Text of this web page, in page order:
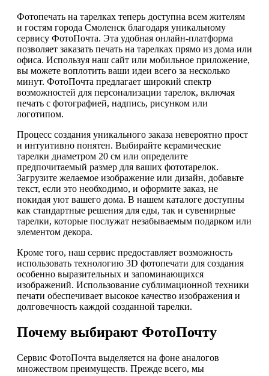
Фотопечать на тарелках теперь доступна всем жителям
и гостям города Смоленск благодаря уникальному
сервису ФотоПочта. Эта удобная онлайн-платформа
позволяет заказать печать на тарелках прямо из дома или
офиса. Используя наш сайт или мобильное приложение,
вы можете воплотить ваши идеи всего за несколько
минут. ФотоПочта предлагает широкий спектр
возможностей для персонализации тарелок, включая
печать с фотографией, надпись, рисунком или
логотипом.
Процесс создания уникального заказа невероятно прост
и интуитивно понятен. Выбирайте керамические
тарелки диаметром 20 см или определите
предпочитаемый размер для ваших фототарелок.
Загрузите желаемое изображение или дизайн, добавьте
текст, если это необходимо, и оформите заказ, не
покидая уют вашего дома. В нашем каталоге доступны
как стандартные решения для еды, так и сувенирные
тарелки, которые послужат незабываемым подарком или
элементом декора.
Кроме того, наш сервис предоставляет возможность
использовать технологию 3D фотопечати для создания
особенно выразительных и запоминающихся
изображений. Использование сублимационной техники
печати обеспечивает высокое качество изображения и
долговечность каждой созданной тарелки.
Почему выбирают ФотоПочту
Сервис ФотоПочта выделяется на фоне аналогов
множеством преимуществ. Прежде всего, мы